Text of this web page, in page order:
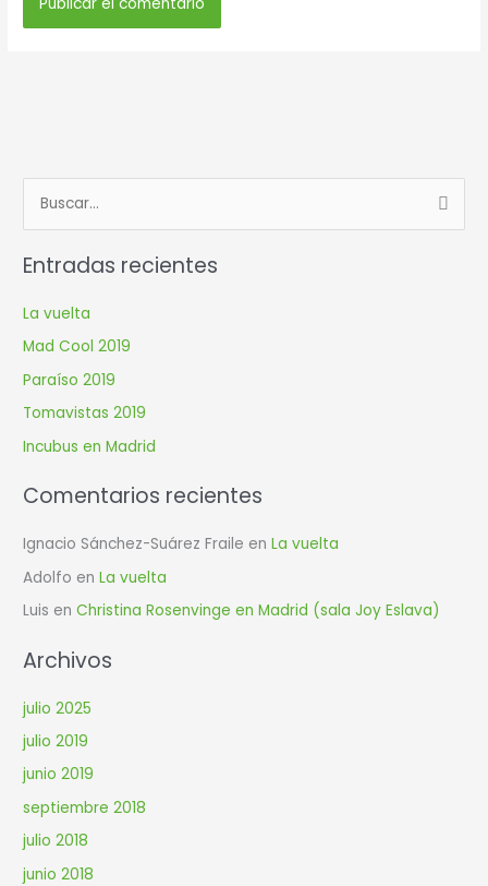
u
s
a
r
p
o
r
Entradas recientes
La vuelta
Mad Cool 2019
Paraíso 2019
Tomavistas 2019
Incubus en Madrid
Comentarios recientes
Ignacio Sánchez-Suárez Fraile enLa vuelta
Adolfo enLa vuelta
Luis enChristina Rosenvinge en Madrid (sala Joy Eslava)
Archivos
julio 2025
julio 2019
junio 2019
septiembre 2018
julio 2018
junio 2018